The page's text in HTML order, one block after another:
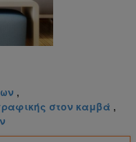
,
στον καμβά ,